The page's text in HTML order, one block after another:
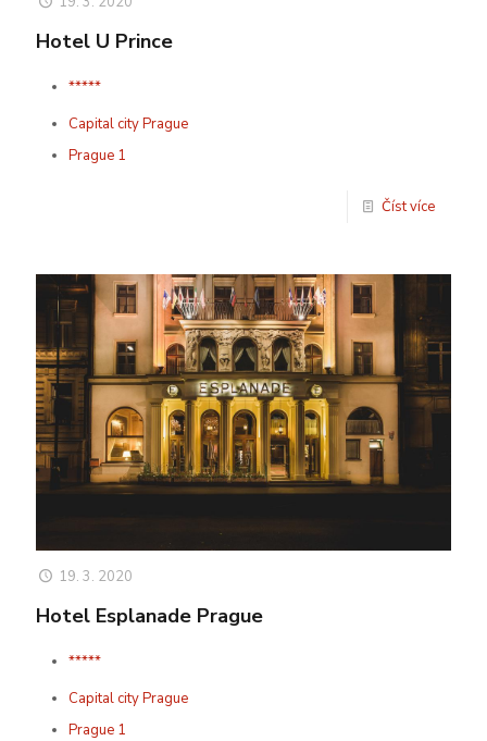
Hotel U Prince
*****
Capital city Prague
Prague 1
Číst více
19. 3. 2020
Hotel Esplanade Prague
*****
Capital city Prague
Prague 1